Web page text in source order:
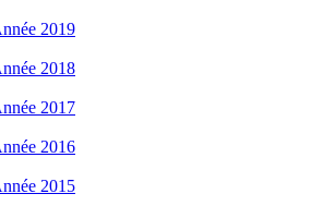
2019
2018
2017
2016
2015